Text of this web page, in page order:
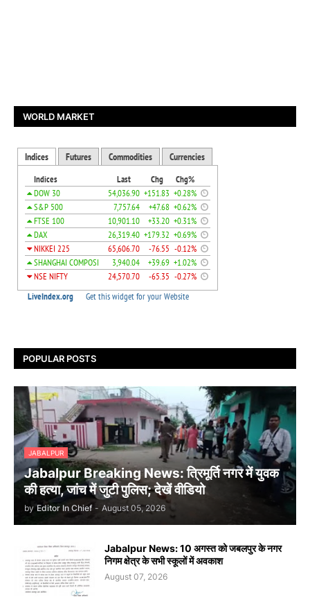
WORLD MARKET
POPULAR POSTS
JABALPUR
Jabalpur Breaking News: त्रिमूर्ति नगर में युवक
की हत्या, जांच में जुटी पुलिस; देखें वीडियो
by Editor In Chief - August 05, 2026
Jabalpur News: 10 अगस्त को जबलपुर के नगर
निगम क्षेत्र के सभी स्कूलों में अवकाश
August 07, 2026